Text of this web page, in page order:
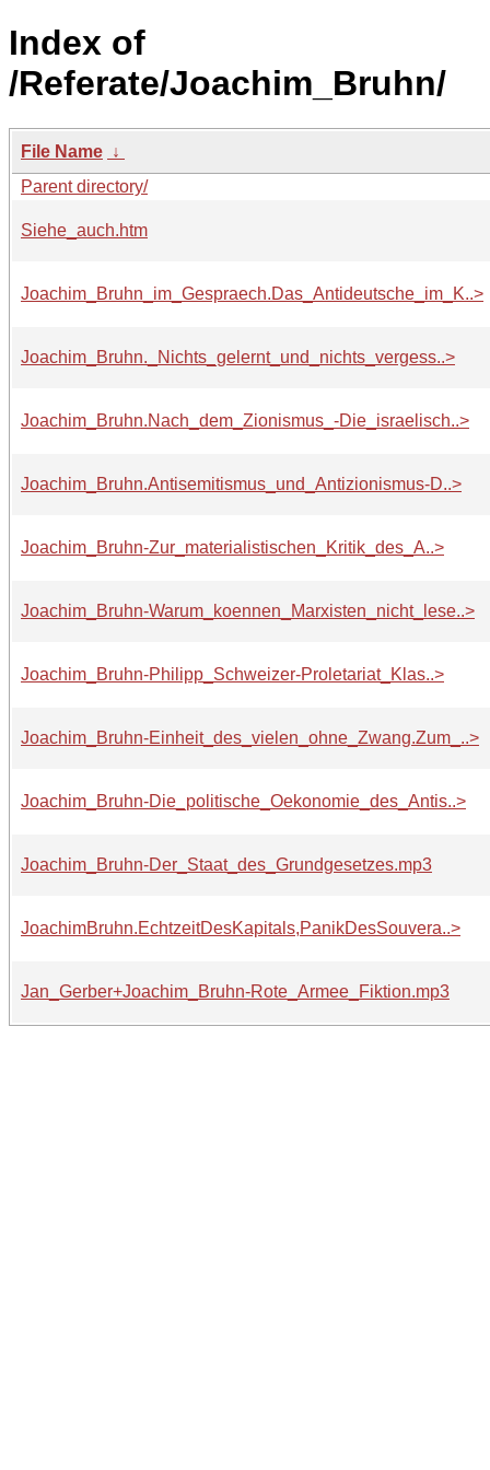
Index of
/Referate/Joachim_Bruhn/
File Name ↓
Parent directory/
Siehe_auch.htm
Joachim_Bruhn_im_Gespraech.Das_Antideutsche_im_K..>
Joachim_Bruhn._Nichts_gelernt_und_nichts_vergess..>
Joachim_Bruhn.Nach_dem_Zionismus_-Die_israelisch..>
Joachim_Bruhn.Antisemitismus_und_Antizionismus-D..>
Joachim_Bruhn-Zur_materialistischen_Kritik_des_A..>
Joachim_Bruhn-Warum_koennen_Marxisten_nicht_lese..>
Joachim_Bruhn-Philipp_Schweizer-Proletariat_Klas..>
Joachim_Bruhn-Einheit_des_vielen_ohne_Zwang.Zum_..>
Joachim_Bruhn-Die_politische_Oekonomie_des_Antis..>
Joachim_Bruhn-Der_Staat_des_Grundgesetzes.mp3
JoachimBruhn.EchtzeitDesKapitals,PanikDesSouvera..>
Jan_Gerber+Joachim_Bruhn-Rote_Armee_Fiktion.mp3